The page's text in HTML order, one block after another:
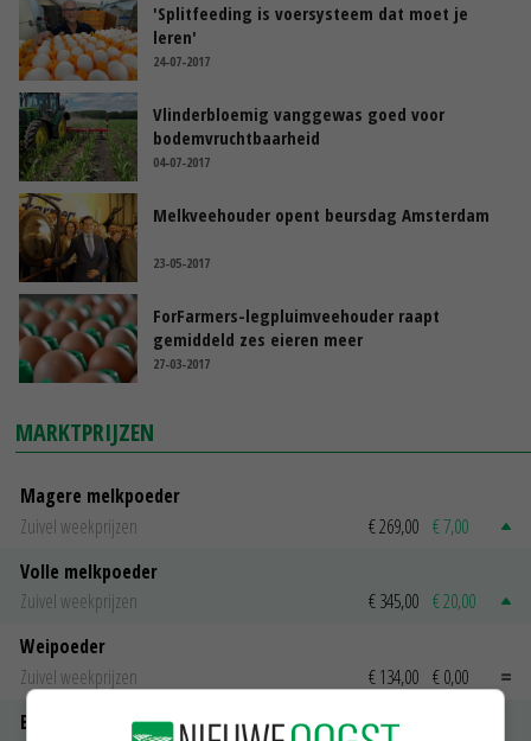
'Splitfeeding is voersysteem dat moet je
leren'
24-07-2017
Vlinderbloemig vanggewas goed voor
bodemvruchtbaarheid
04-07-2017
Melkveehouder opent beursdag Amsterdam
23-05-2017
ForFarmers-legpluimveehouder raapt
gemiddeld zes eieren meer
27-03-2017
MARKTPRIJZEN
Magere melkpoeder
Zuivel weekprijzen
€ 269,00 € 7,00
Volle melkpoeder
Zuivel weekprijzen
€ 345,00 € 20,00
Weipoeder
Zuivel weekprijzen
€ 134,00 € 0,00
Boeren Gouda 12 kg